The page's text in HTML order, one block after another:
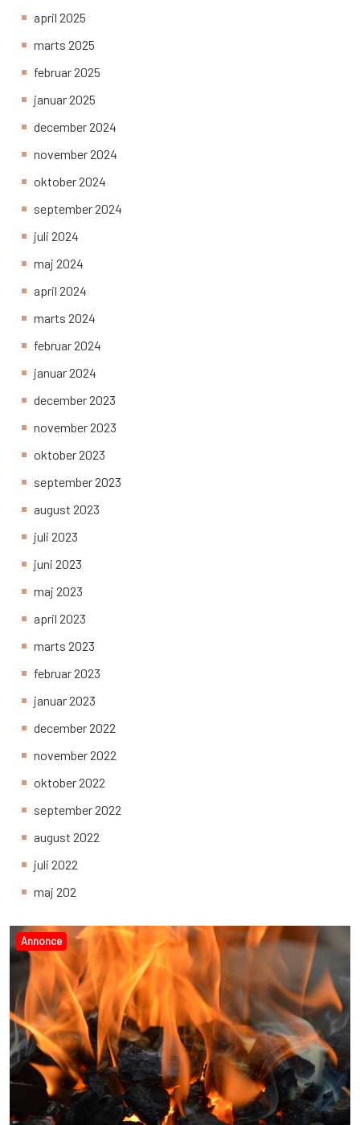
Annonce
april 2025
marts 2025
februar 2025
januar 2025
december 2024
november 2024
oktober 2024
september 2024
juli 2024
maj 2024
april 2024
marts 2024
februar 2024
januar 2024
december 2023
november 2023
oktober 2023
september 2023
august 2023
juli 2023
juni 2023
maj 2023
april 2023
marts 2023
februar 2023
januar 2023
december 2022
november 2022
oktober 2022
september 2022
august 2022
juli 2022
maj 202